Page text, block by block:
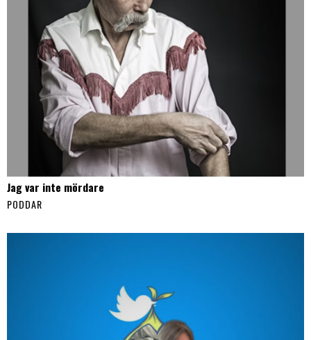
Jag var inte mördare
PODDAR